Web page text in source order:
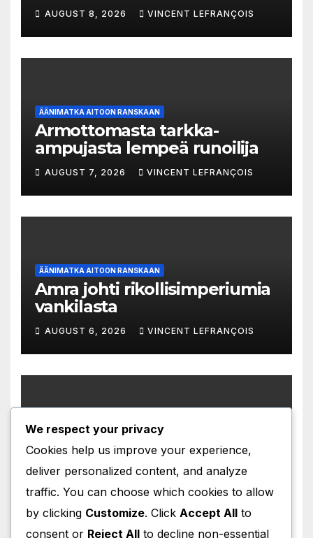
AUGUST 8, 2026 VINCENT LEFRANÇOIS
ÄÄNIMATKA AITOON RANSKAAN
Armottomasta tarkka-
ampujasta lempeä runoilija
AUGUST 7, 2026 VINCENT LEFRANÇOIS
ÄÄNIMATKA AITOON RANSKAAN
Amra johti rikollisimperiumia
vankilasta
AUGUST 6, 2026 VINCENT LEFRANÇOIS
ÄÄNIMATKA AITOON RANSKAAN
Immunoterapia pelasti
unelman äitiydestä
AUGUST 5, 2026 VINCENT LEFRANÇOIS
We respect your privacy
Cookies help us improve your experience,
deliver personalized content, and analyze
traffic. You can choose which cookies to allow
by clicking Customize. Click Accept All to
consent or Reject All to decline non-essential